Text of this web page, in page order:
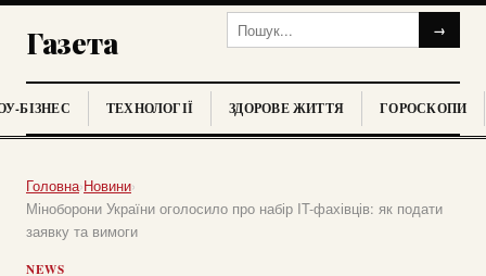
Газета →
БІЗНЕС ТЕХНОЛОГІЇ ЗДОРОВЕ ЖИТТЯ ГОРОСКОПИ
Головна›Новини›
Міноборони України оголосило про набір IT-фахівців: як подати
заявку та вимоги
NEWS